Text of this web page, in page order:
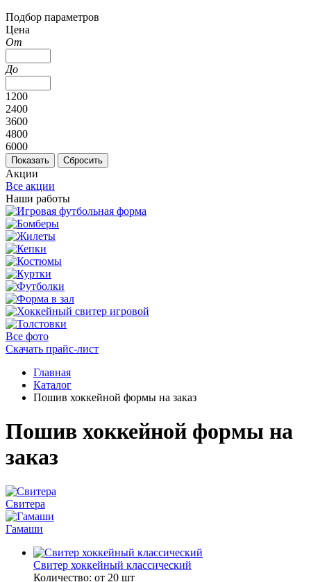
Подбор параметров
Цена
От
До
1200
2400
3600
4800
6000
Акции
Все акции
Наши работы
Все фото
Скачать прайс-лист
Главная
Каталог
Пошив хоккейной формы на заказ
Пошив хоккейной формы на
заказ
Свитера
Гамаши
Свитер хоккейный классический
Количество: от 20 шт